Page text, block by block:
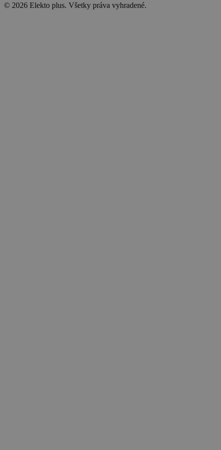
© 2026 Elekto plus. Všetky práva vyhradené.